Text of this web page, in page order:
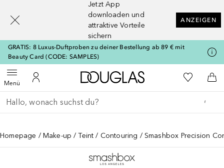
Jetzt App
downloaden und
attraktive Vorteile
sichern
ANZEIGEN
GRATIS: 8 Luxus-Duftproben zu deiner Bestellung ab 89 € mit
Beauty Card (CODE: SAMPLES)
MenüMenü öffnenZu Meinem Kundenkonto
Zur Douglas Startseite
Zu Meiner
Gehe zurück
Suche ausführen
Homepage Make-up Teint Contouring Smashbox Precision
[navigation.slideout.screenreader]